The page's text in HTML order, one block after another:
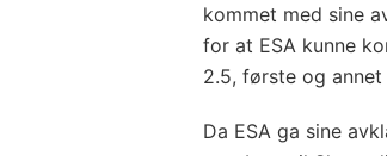
kommet med sine
for at ESA kunne
2.5, første og
Da ESA ga sine